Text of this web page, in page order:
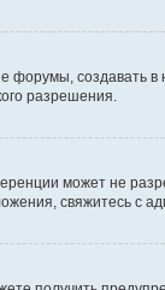
создавать
разрешения.
может не
свяжитесь с